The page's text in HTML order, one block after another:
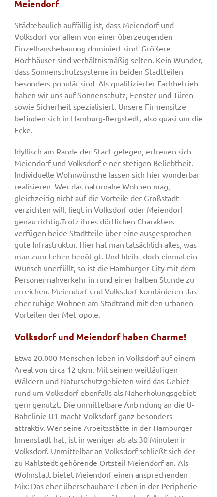
Meiendorf
Städtebaulich auffällig ist, dass Meiendorf und
Volksdorf vor allem von einer überzeugenden
Einzelhausbebauung dominiert sind. Größere
Hochhäuser sind verhältnismäßig selten. Kein Wunder,
dass Sonnenschutzsysteme in beiden Stadtteilen
besonders populär sind. Als qualifizierter Fachbetrieb
haben wir uns auf Sonnenschutz, Fenster und Türen
sowie Sicherheit spezialisiert. Unsere Firmensitze
befinden sich in Hamburg-Bergstedt, also quasi um die
Ecke.
Idyllisch am Rande der Stadt gelegen, erfreuen sich
Meiendorf und Volksdorf einer stetigen Beliebtheit.
Individuelle Wohnwünsche lassen sich hier wunderbar
realisieren. Wer das naturnahe Wohnen mag,
gleichzeitig nicht auf die Vorteile der Großstadt
verzichten will, liegt in Volksdorf oder Meiendorf
genau richtig.Trotz ihres dörflichen Charakters
verfügen beide Stadtteile über eine ausgesprochen
gute Infrastruktur. Hier hat man tatsächlich alles, was
man zum Leben benötigt. Und bleibt doch einmal ein
Wunsch unerfüllt, so ist die Hamburger City mit dem
Personennahverkehr in rund einer halben Stunde zu
erreichen. Meiendorf und Volksdorf kombinieren das
eher ruhige Wohnen am Stadtrand mit den urbanen
Vorteilen der Metropole.
Volksdorf und Meiendorf haben Charme!
Etwa 20.000 Menschen leben in Volksdorf auf einem
Areal von circa 12 qkm. Mit seinen weitläufigen
Wäldern und Naturschutzgebieten wird das Gebiet
rund um Volksdorf ebenfalls als Naherholungsgebiet
gern genutzt. Die unmittelbare Anbindung an die U-
Bahnlinie U1 macht Volksdorf ganz besonders
attraktiv. Wer seine Arbeitsstätte in der Hamburger
Innenstadt hat, ist in weniger als als 30 Minuten in
Volksdorf. Unmittelbar an Volksdorf schließt sich der
zu Rahlstedt gehörende Ortsteil Meiendorf an. Als
Wohnstatt bietet Meiendorf einen ansprechenden
Mix: Das eher überschaubare Leben in der Peripherie